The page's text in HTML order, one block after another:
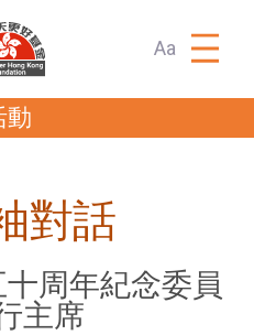
Aa
動
對話
周年紀念委員
主席